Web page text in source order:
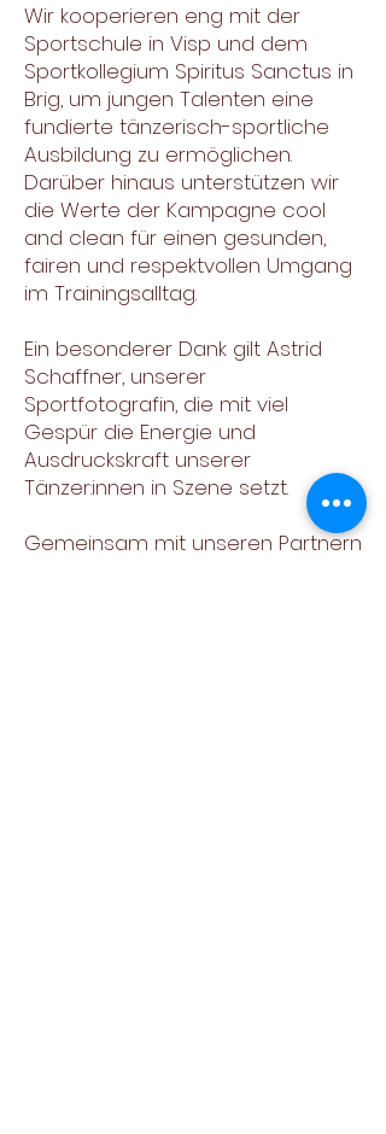
Wir kooperieren eng mit der
Sportschule in Visp und dem
Sportkollegium Spiritus Sanctus in
Brig, um jungen Talenten eine
fundierte tänzerisch-sportliche
Ausbildung zu ermöglichen.
Darüber hinaus unterstützen wir
die Werte der Kampagne cool
and clean für einen gesunden,
fairen und respektvollen Umgang
im Trainingsalltag.
Ein besonderer Dank gilt Astrid
Schaffner, unserer
Sportfotografin, die mit viel
Gespür die Energie und
Ausdruckskraft unserer
Tänzer:innen in Szene setzt.
Gemeinsam mit unseren Partnern